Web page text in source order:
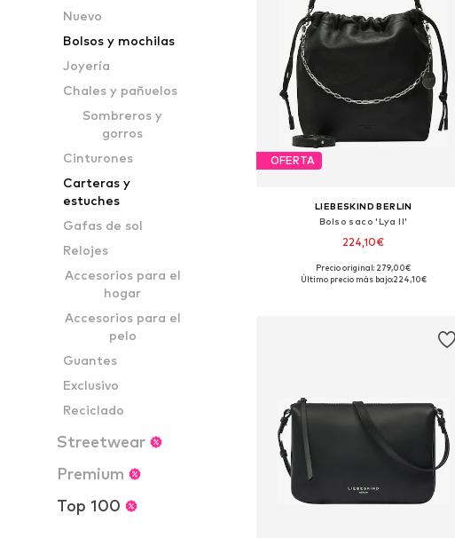
Nuevo
Bolsos y mochilas
Joyería
Chales y pañuelos
Sombreros y
gorros
Cinturones
Carteras y
estuches
Gafas de sol
Relojes
Accesorios para el
hogar
Accesorios para el
pelo
Guantes
Exclusivo
Reciclado
Streetwear
Premium
Top 100
OFERTA
LIEBESKIND BERLIN
Bolso saco 'Lya II'
224,10€
Tallas disponibles: One Size
Precio original: 279,00€
Último precio más bajo:224,10€